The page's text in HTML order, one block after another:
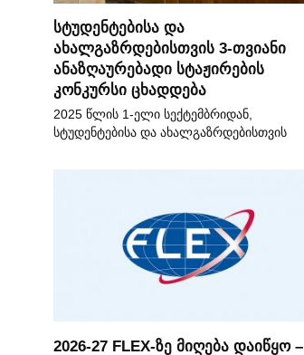
სტუდენტებისა და
ახალგაზრდებისთვის 3-თვიანი
ანაზღაურებადი სტაჟირების
კონკურსი ცხადდება
2025 წლის 1-ელი სექტემბრიდან,
სტუდენტებისა და ახალგაზრდებისთვის
2026-27 FLEX-ზე მიღება დაიწყო –